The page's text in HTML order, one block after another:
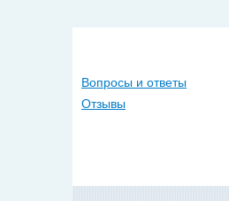
Вопросы и ответы
Отзывы